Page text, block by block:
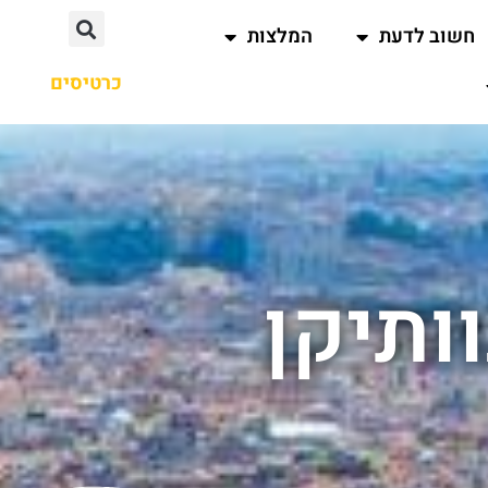
חשוב לדעת
המלצות
כרטיסים